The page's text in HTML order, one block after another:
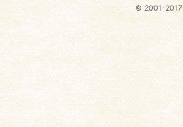
© 2001-2017